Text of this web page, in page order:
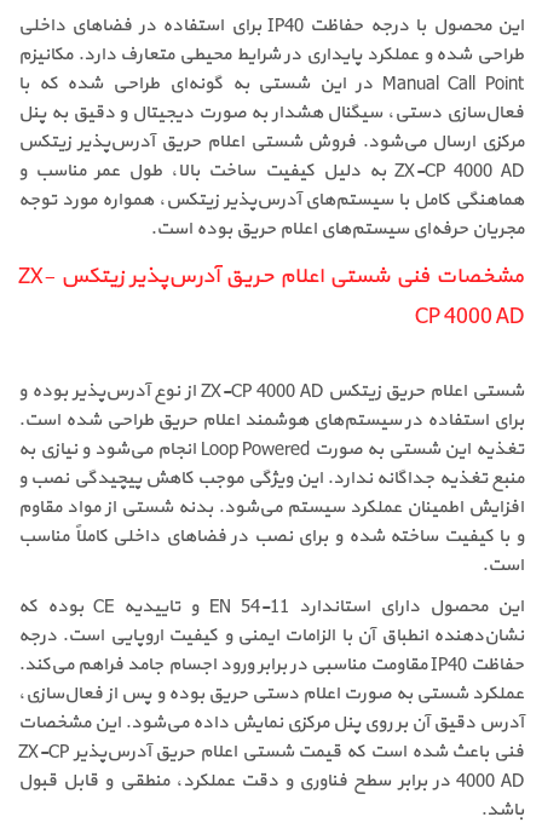
این محصول با درجه حفاظت IP40 برای استفاده در فضاهای داخلی
طراحی شده و عملکرد پایداری در شرایط محیطی متعارف دارد. مکانیزم
Manual Call Point در این شستی به گونه‌ای طراحی شده که با
فعال‌سازی دستی، سیگنال هشدار به صورت دیجیتال و دقیق به پنل
مرکزی ارسال می‌شود. فروش شستی اعلام حریق آدرس‌پذیر زیتکس
ZX-CP 4000 AD به دلیل کیفیت ساخت بالا، طول عمر مناسب و
هماهنگی کامل با سیستم‌های آدرس‌پذیر زیتکس، همواره مورد توجه
مجریان حرفه‌ای سیستم‌های اعلام حریق بوده است.
مشخصات فنی شستی اعلام حریق آدرس‌پذیر زیتکس ZX-
CP 4000 AD
شستی اعلام حریق زیتکس ZX-CP 4000 AD از نوع آدرس‌پذیر بوده و
برای استفاده در سیستم‌های هوشمند اعلام حریق طراحی شده است.
تغذیه این شستی به صورت Loop Powered انجام می‌شود و نیازی به
منبع تغذیه جداگانه ندارد. این ویژگی موجب کاهش پیچیدگی نصب و
افزایش اطمینان عملکرد سیستم می‌شود. بدنه شستی از مواد مقاوم
و با کیفیت ساخته شده و برای نصب در فضاهای داخلی کاملاً مناسب
است.
این محصول دارای استاندارد EN 54-11 و تاییدیه CE بوده که
نشان‌دهنده انطباق آن با الزامات ایمنی و کیفیت اروپایی است. درجه
حفاظت IP40 مقاومت مناسبی در برابر ورود اجسام جامد فراهم می‌کند.
عملکرد شستی به صورت اعلام دستی حریق بوده و پس از فعال‌سازی،
آدرس دقیق آن بر روی پنل مرکزی نمایش داده می‌شود. این مشخصات
فنی باعث شده است که قیمت شستی اعلام حریق آدرس‌پذیر ZX-CP
4000 AD در برابر سطح فناوری و دقت عملکرد، منطقی و قابل قبول
باشد.